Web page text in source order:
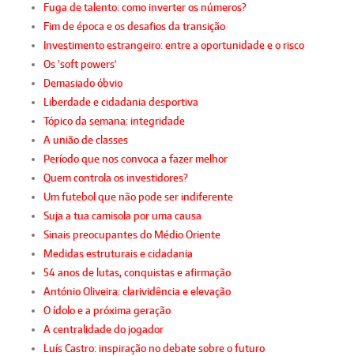
Fuga de talento: como inverter os números?
Fim de época e os desafios da transição
Investimento estrangeiro: entre a oportunidade e o risco
Os 'soft powers'
Demasiado óbvio
Liberdade e cidadania desportiva
Tópico da semana: integridade
A união de classes
Período que nos convoca a fazer melhor
Quem controla os investidores?
Um futebol que não pode ser indiferente
Suja a tua camisola por uma causa
Sinais preocupantes do Médio Oriente
Medidas estruturais e cidadania
54 anos de lutas, conquistas e afirmação
António Oliveira: clarividência e elevação
O ídolo e a próxima geração
A centralidade do jogador
Luís Castro: inspiração no debate sobre o futuro